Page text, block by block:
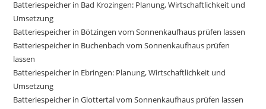
Batteriespeicher in Bad Krozingen: Planung, Wirtschaftlichkeit und
Umsetzung
Batteriespeicher in Bötzingen vom Sonnenkaufhaus prüfen lassen
Batteriespeicher in Buchenbach vom Sonnenkaufhaus prüfen
lassen
Batteriespeicher in Ebringen: Planung, Wirtschaftlichkeit und
Umsetzung
Batteriespeicher in Glottertal vom Sonnenkaufhaus prüfen lassen